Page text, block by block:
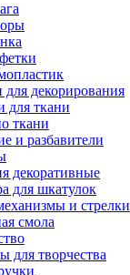
для декорирования
для ткани
ткани
и разбавители
декоративные
для шкатулок
и стрелки
смола
для творчества